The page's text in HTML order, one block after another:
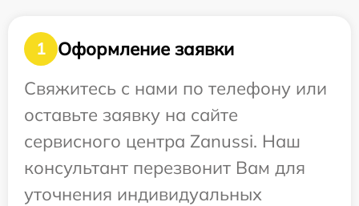
1
Оформление заявки
Свяжитесь с нами по телефону или
оставьте заявку на сайте
сервисного центра Zanussi. Наш
консультант перезвонит Вам для
уточнения индивидуальных